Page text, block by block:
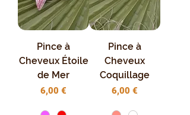
Pince à
Cheveux Étoile
de Mer
Prix
6,00 €
Pince à
Cheveux
Coquillage
Prix
6,00 €